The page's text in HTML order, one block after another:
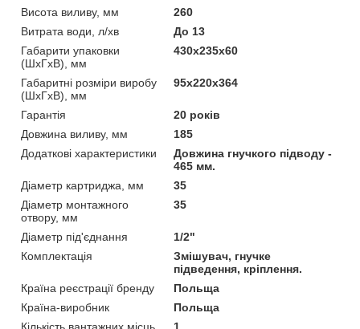
Висота виливу, мм
260
Витрата води, л/хв
До 13
Габарити упаковки
(ШхГхВ), мм
430х235х60
Габаритні розміри виробу
(ШхГхВ), мм
95х220х364
Гарантія
20 років
Довжина виливу, мм
185
Додаткові характеристики
Довжина гнучкого підводу -
465 мм.
Діаметр картриджа, мм
35
Діаметр монтажного
отвору, мм
35
Діаметр під'єднання
1/2"
Комплектація
Змішувач, гнучке
підведення, кріплення.
Країна реєстрації бренду
Польща
Країна-виробник
Польща
Кількість вантажних місць
1